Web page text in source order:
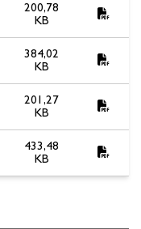
200,78
KB
384,02
KB
201,27
KB
433,48
KB